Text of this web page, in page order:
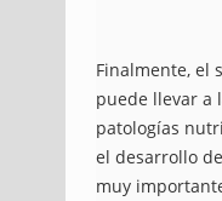
Finalmente, el
puede llevar a
patologías
el desarrollo
muy